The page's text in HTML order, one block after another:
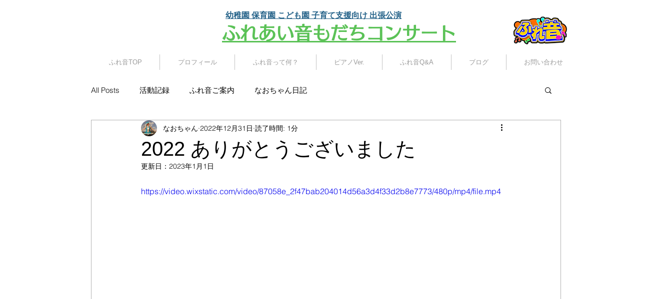
幼稚園 保育園 こども園 子育て支援向け 出張公演
​ふれあい音もだちコンサート
ふれ音TOP プロフィール ふれ音って何？ ピアノVer. ふれ音Q&A ブログ お問い合わせ
All Posts 活動記録 ふれ音ご案内 なおちゃん日記
2022 ありがとうございました
なおちゃん 2022年12月31日 読了時間: 1分
更新日： 2023年1月1日
https://video.wixstatic.com/video/87058e_2f47bab204014d56a3d4f33d2b8e7773/480p/mp4/file.mp4